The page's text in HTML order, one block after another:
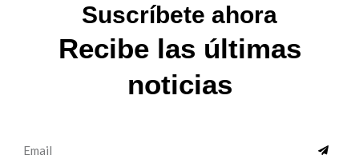
Suscríbete ahora
Recibe las últimas
noticias